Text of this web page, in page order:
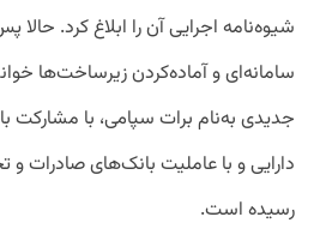
شیوه‌نامه اجرایی آن را ابلاغ کرد. حالا
سامانه‌‌ای و آماده‌کردن زیرساخت‌ها
جدیدی به‌نام برات سپامی، با مشارکت
دارایی و با عاملیت بانک‌های صادرات و
رسیده است.